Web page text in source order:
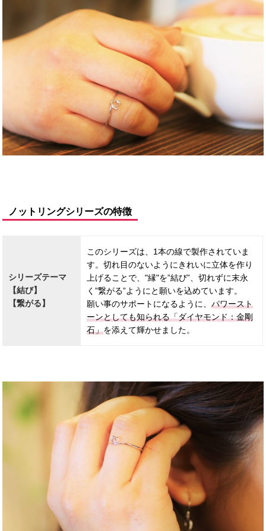
ノットリングシリーズの特徴
シリーズテーマ
【結び】
【繋がる】
このシリーズは、1本の線で製作されていま
す。切れ目のないようにきれいに立体を作り
上げることで、"縁"を”結び”、切れずに末永
く”繋がる”ようにと願いを込めています。
願い事のサポートになるように、パワースト
ーンとしても知られる「ダイヤモンド：金剛
石」を添えて輝かせました。